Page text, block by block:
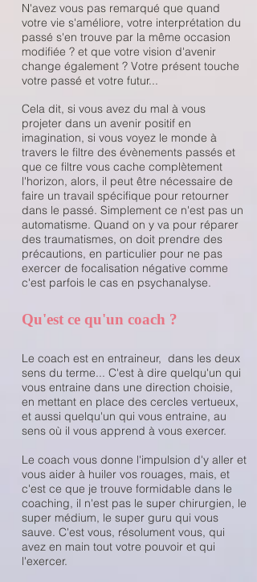
N'avez vous pas remarqué que quand
votre vie s'améliore, votre interprétation du
passé s'en trouve par la même occasion
modifiée ? et que votre vision d'avenir
change également ? Votre présent touche
votre passé et votre futur...
Cela dit, si vous avez du mal à vous
projeter dans un avenir positif en
imagination, si vous voyez le monde à
travers le filtre des évènements passés et
que ce filtre vous cache complètement
l'horizon, alors, il peut être nécessaire de
faire un travail spécifique pour retourner
dans le passé. Simplement ce n'est pas un
automatisme. Quand on y va pour réparer
des traumatismes, on doit prendre des
précautions, en particulier pour ne pas
exercer de focalisation négative comme
c'est parfois le cas en psychanalyse.
Qu'est ce qu'un coach ?
Le coach est en entraineur, dans les deux
sens du terme... C'est à dire quelqu'un qui
vous entraine dans une direction choisie,
en mettant en place des cercles vertueux,
et aussi quelqu'un qui vous entraine, au
sens où il vous apprend à vous exercer.
Le coach vous donne l'impulsion d'y aller et
vous aider à huiler vos rouages, mais, et
c'est ce que je trouve formidable dans le
coaching, il n'est pas le super chirurgien, le
super médium, le super guru qui vous
sauve. C'est vous, résolument vous, qui
avez en main tout votre pouvoir et qui
l'exercer.